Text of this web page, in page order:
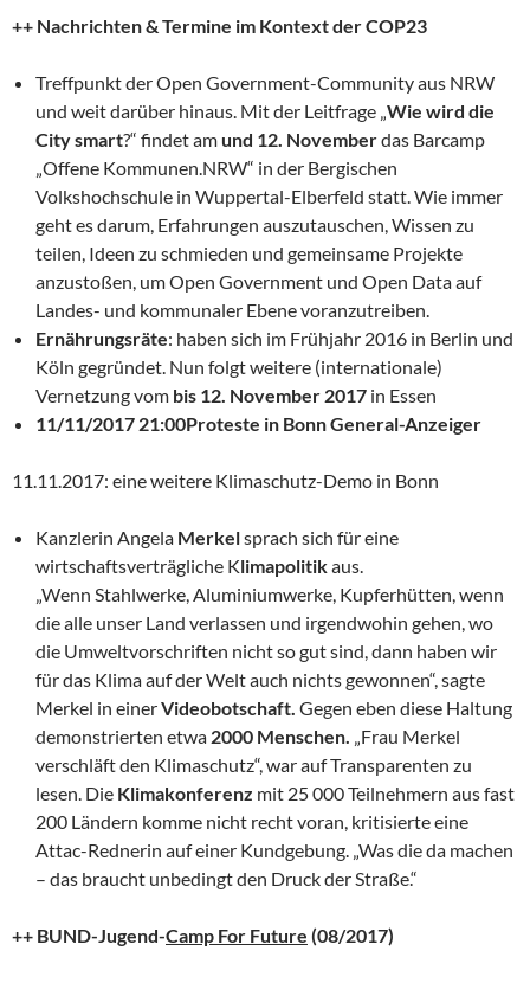
++ Nachrichten & Termine im Kontext der COP23
Treffpunkt der Open Government-Community aus NRW
und weit darüber hinaus. Mit der Leitfrage „Wie wird die
City smart?“ findet amund 12. Novemberdas Barcamp
„Offene Kommunen.NRW“ in der Bergischen
Volkshochschule in Wuppertal-Elberfeld statt. Wie immer
geht es darum, Erfahrungen auszutauschen, Wissen zu
teilen, Ideen zu schmieden und gemeinsame Projekte
anzustoßen, um Open Government und Open Data auf
Landes- und kommunaler Ebene voranzutreiben.
Ernährungsräte: haben sich im Frühjahr 2016 in Berlin und
Köln gegründet. Nun folgt weitere (internationale)
Vernetzung vom bis 12. November 2017 in Essen
11/11/2017 21:00Proteste in BonnGeneral-Anzeiger
11.11.2017: eine weitere Klimaschutz-Demo in Bonn
Kanzlerin Angela Merkelsprach sich für eine
wirtschaftsverträgliche Klimapolitikaus.
„Wenn Stahlwerke, Aluminiumwerke, Kupferhütten, wenn
die alle unser Land verlassen und irgendwohin gehen, wo
die Umweltvorschriften nicht so gut sind, dann haben wir
für das Klima auf der Welt auch nichts gewonnen“, sagte
Merkel in einerVideobotschaft. Gegen eben diese Haltung
demonstrierten etwa 2000 Menschen. „Frau Merkel
verschläft den Klimaschutz“, war auf Transparenten zu
lesen. Die Klimakonferenz mit 25 000 Teilnehmern aus fast
200 Ländern komme nicht recht voran, kritisierte eine
Attac-Rednerin auf einer Kundgebung. „Was die da machen
– das braucht unbedingt den Druck der Straße.“
++ BUND-Jugend-Camp For Future (08/2017)